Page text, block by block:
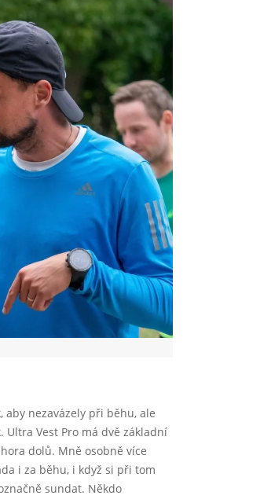
nezavázely při běhu, ale
Ultra Vest Pro má dvě základní
dolů. Mně osobně více
i za běhu, i když si při tom
sundat. Někdo